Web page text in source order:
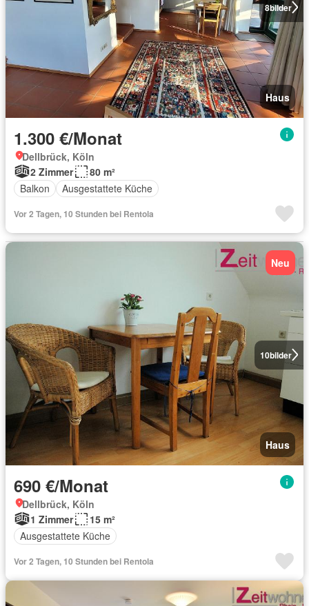
8bilder
Haus
1.300 €/Monat
Dellbrück, Köln
2 Zimmer
80 m²
Balkon
Ausgestattete Küche
Vor 2 Tagen, 10 Stunden bei Rentola
10bilder
Neu
Haus
690 €/Monat
Dellbrück, Köln
1 Zimmer
15 m²
Ausgestattete Küche
Vor 2 Tagen, 10 Stunden bei Rentola